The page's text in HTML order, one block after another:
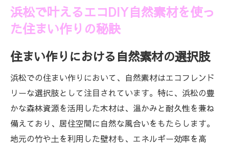
浜松で叶えるエコDIY自然素材を使っ
た住まい作りの秘訣
住まい作りにおける自然素材の選択肢
浜松での住まい作りにおいて、自然素材はエコフレンド
リーな選択肢として注目されています。特に、浜松の豊
かな森林資源を活用した木材は、温かみと耐久性を兼ね
備えており、居住空間に自然な風合いをもたらします。
地元の竹や土を利用した壁材も、エネルギー効率を高